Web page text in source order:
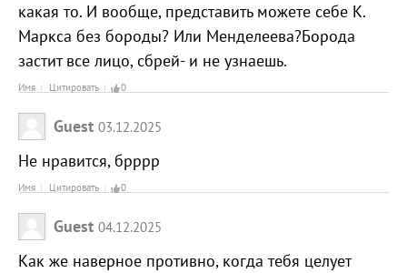
какая то. И вообще, представить можете себе К.
Маркса без бороды? Или Менделеева?Борода
застит все лицо, сбрей- и не узнаешь.
Имя Цитировать 0
Guest 03.12.2025
Не нравится, брррр
Имя Цитировать 0
Guest 04.12.2025
Как же наверное противно, когда тебя целует